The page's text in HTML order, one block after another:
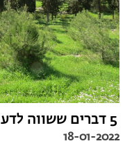
5 דברים ששווה לדעת על עצים
18-01-2022